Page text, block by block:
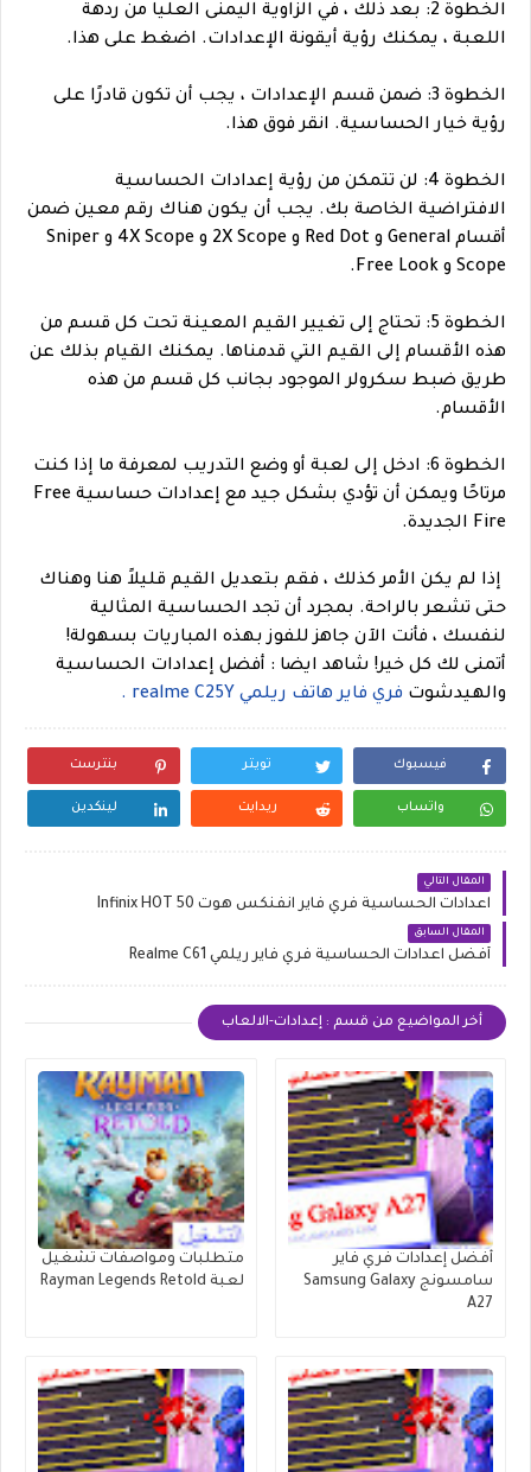
الخطوة 2: بعد ذلك ، في الزاوية اليمنى العليا من ردهة
اللعبة ، يمكنك رؤية أيقونة الإعدادات. اضغط على هذا.
الخطوة 3: ضمن قسم الإعدادات ، يجب أن تكون قادرًا على
رؤية خيار الحساسية. انقر فوق هذا.
الخطوة 4: لن تتمكن من رؤية إعدادات الحساسية
الافتراضية الخاصة بك. يجب أن يكون هناك رقم معين ضمن
أقسام General و Red Dot و 2X Scope و 4X Scope و Sniper
Scope و Free Look.
الخطوة 5: تحتاج إلى تغيير القيم المعينة تحت كل قسم من
هذه الأقسام إلى القيم التي قدمناها. يمكنك القيام بذلك عن
طريق ضبط سكرولر الموجود بجانب كل قسم من هذه
الأقسام.
الخطوة 6: ادخل إلى لعبة أو وضع التدريب لمعرفة ما إذا كنت
مرتاحًا ويمكن أن تؤدي بشكل جيد مع إعدادات حساسية Free
Fire الجديدة.
إذا لم يكن الأمر كذلك ، فقم بتعديل القيم قليلاً هنا وهناك
حتى تشعر بالراحة. بمجرد أن تجد الحساسية المثالية
لنفسك ، فأنت الآن جاهز للفوز بهذه المباريات بسهولة!
أتمنى لك كل خير! شاهد ايضا : أفضل إعدادات الحساسية
والهيدشوت فري فاير هاتف ريلمي realme C25Y .
فيسبوك تويتر بنترست
واتساب ريدايت لينكدين
المقال التالي
اعدادات الحساسية فري فاير انفنكس هوت Infinix HOT 50
المقال السابق
أفضل اعدادات الحساسية فري فاير ريلمي Realme C61
أخر المواضيع من قسم : إعدادات-الالعاب
أفضل إعدادات فري فاير
سامسونج Samsung Galaxy
A27
متطلبات ومواصفات تشغيل
لعبة Rayman Legends Retold